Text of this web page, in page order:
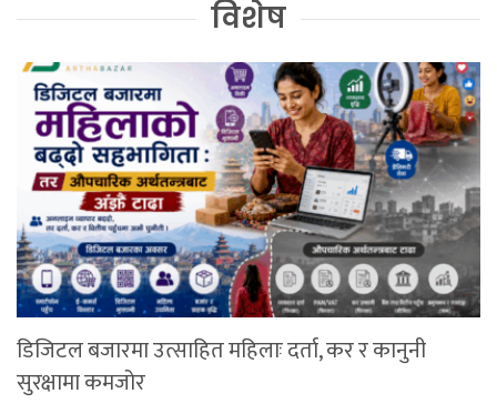
विशेष
डिजिटल बजारमा उत्साहित महिलाः दर्ता, कर र कानुनी
सुरक्षामा कमजोर